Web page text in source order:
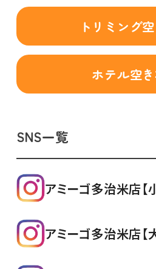
トリミング
ホテル空
SNS一覧
アミーゴ多治米店【
アミーゴ多治米店【